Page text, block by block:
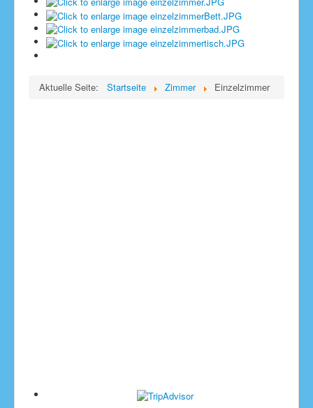
Aktuelle Seite: Startseite Zimmer Einzelzimmer